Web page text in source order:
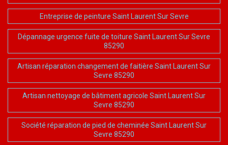
Entreprise de peinture Saint Laurent Sur Sevre
Dépannage urgence fuite de toiture Saint Laurent Sur Sevre
85290
Artisan réparation changement de faitière Saint Laurent Sur
Sevre 85290
Artisan nettoyage de bâtiment agricole Saint Laurent Sur
Sevre 85290
Société réparation de pied de cheminée Saint Laurent Sur
Sevre 85290